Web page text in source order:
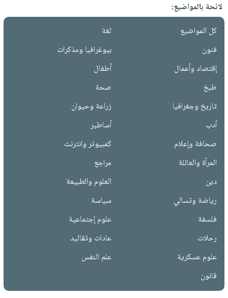
لائحة بالمواضيع:
كل المواضيع
لغة
فنون
بيوغرافيا ومذكرات
إقتصاد وأعمال
أطفال
طبخ
صحة
تاريخ وجغرافيا
زراعة وحيوان
أدب
أساطير
صحافة وإعلام
كمبيوتر وانترنت
المرأة والعائلة
مراجع
دين
العلوم والطبيعة
رياضة وتسالي
سياسة
فلسفة
علوم إجتماعية
رحلات
عادات وتقاليد
علوم عسكرية
علم النفس
قانون